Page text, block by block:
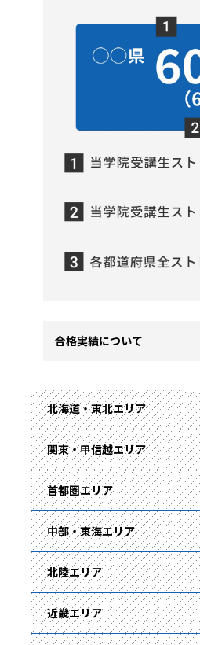
合格実績について
北海道・東北エリア
関東・甲信越エリア
首都圏エリア
中部・東海エリア
北陸エリア
近畿エリア